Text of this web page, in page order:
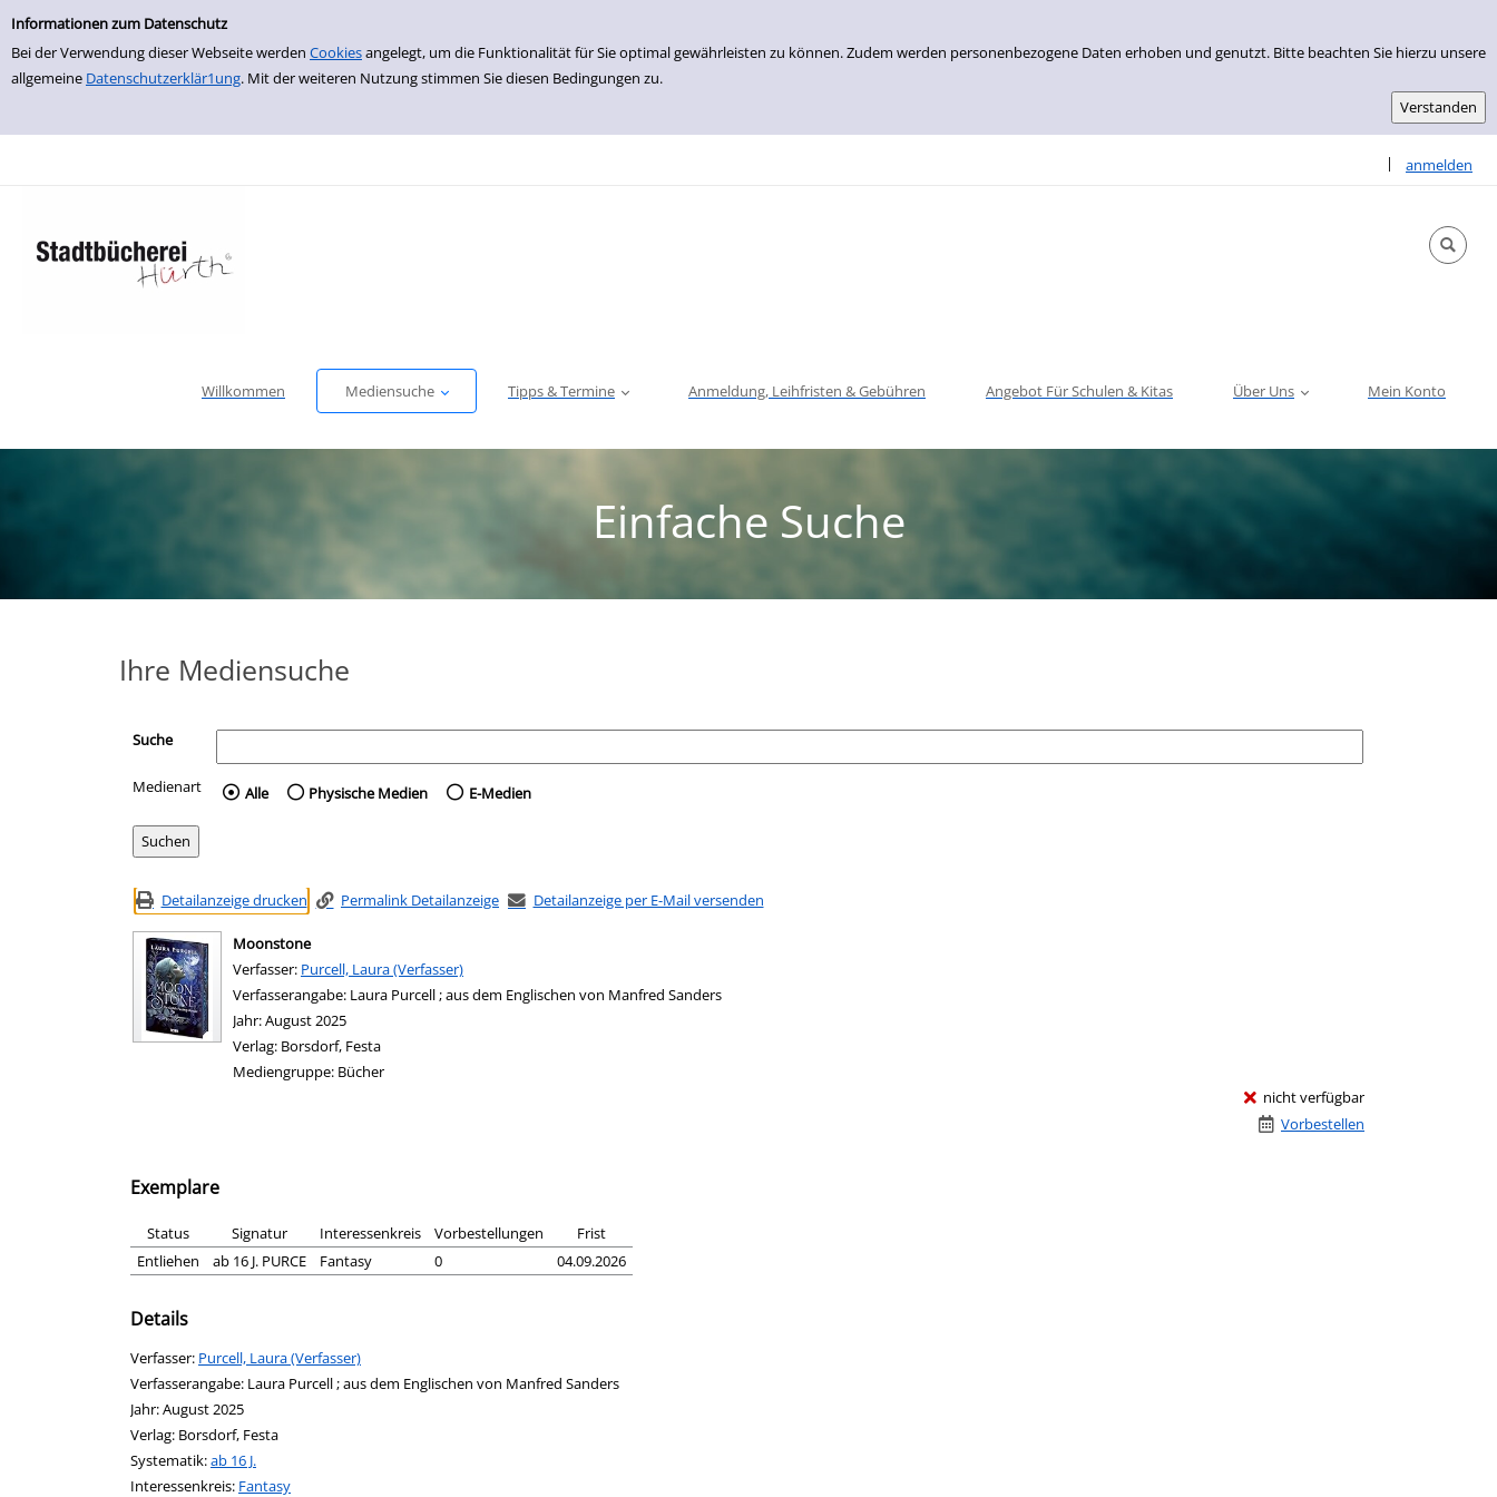
Einfache Suche
Informationen zum Datenschutz
Bei der Verwendung dieser Webseite werden Cookiesangelegt, um die Funktionalität für Sie optimal gewährleisten zu können. Zudem werden personenbezogene Daten erhoben und genutzt. Bitte beachten Sie hierzu unsere
allgemeine Datenschutzerklär1ung. Mit der weiteren Nutzung stimmen Sie diesen Bedingungen zu.
zur Navigation springen
zum Inhalt springen
Zur Detailanzeige springen
| anmelden
Sprache
Willkommen Mediensuche Tipps & Termine Anmeldung, Leihfristen & Gebühren Angebot Für Schulen & Kitas Über Uns Mein Konto
Einfache Suche
Ihre Mediensuche
Suche
Medienart Wählen Sie die Medienart nach der Sie suchen wollen.
Alle Physische Medien E-Medien
Detailanzeige drucken Permalink Detailanzeige Detailanzeige per E-Mail versenden
Moonstone
Verfasser: Suche nach diesem Verfasser
Purcell, Laura (Verfasser)
Verfasserangabe: Laura Purcell ; aus dem Englischen von Manfred Sanders
Jahr:August 2025
Verlag: Borsdorf, Festa
Mediengruppe: Bücher
nicht verfügbar
Vorbestellen
Exemplare
Status Signatur Interessenkreis Vorbestellungen
Frist
Entliehen
ab 16 J. PURCE Fantasy 0 04.09.2026
Details
Verfasser: Suche nach diesem Verfasser
Purcell, Laura (Verfasser)
Verfasserangabe: Laura Purcell ; aus dem Englischen von Manfred Sanders
Jahr:August 2025
Verlag: Borsdorf, Festa
opens in new tab
Diesen Link in neuem Tab öffnen
Systematik:Suche nach dieser Systematik
ab 16 J.
Interessenkreis: Suche nach diesem Interessenskreis
Fantasy